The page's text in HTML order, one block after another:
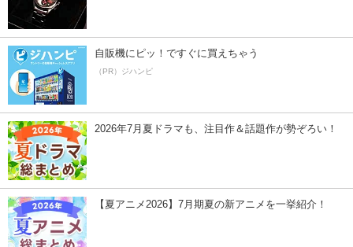
自販機にピッ！ですぐに買えちゃう
（PR）ジハンピ
2026年7月夏ドラマも、注目作＆話題作が勢ぞろい！
【夏アニメ2026】7月期夏の新アニメを一挙紹介！